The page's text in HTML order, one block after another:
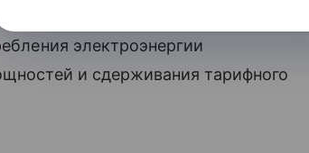
фактором является согласование
электроэнергии
и сдерживания тарифного